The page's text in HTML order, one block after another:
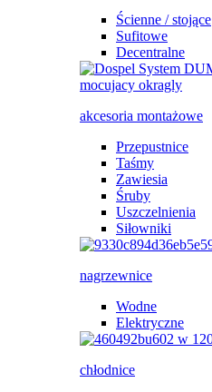
Ścienne / stojące
Sufitowe
Decentralne
akcesoria montażowe
Przepustnice
Taśmy
Zawiesia
Śruby
Uszczelnienia
Siłowniki
nagrzewnice
Wodne
Elektryczne
chłodnice